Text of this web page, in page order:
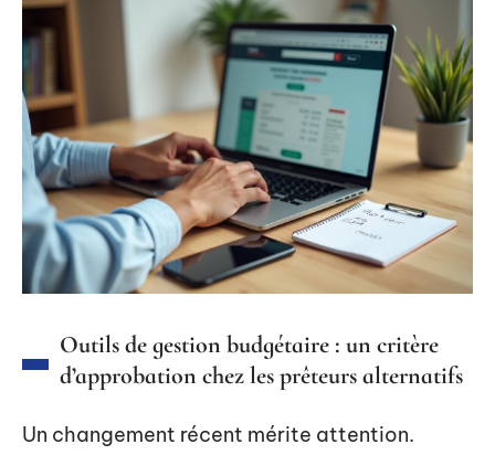
Outils de gestion budgétaire : un critère
d’approbation chez les prêteurs alternatifs
Un changement récent mérite attention.